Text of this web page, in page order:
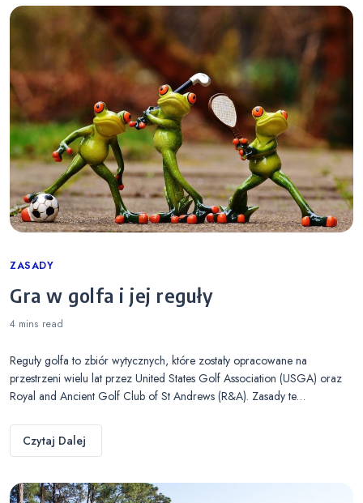
Categories
ZASADY
Gra w golfa i jej reguły
4 mins read
Reguły golfa to zbiór wytycznych, które zostały opracowane na
przestrzeni wielu lat przez United States Golf Association (USGA) oraz
Royal and Ancient Golf Club of St Andrews (R&A). Zasady te…
Czytaj Dalej